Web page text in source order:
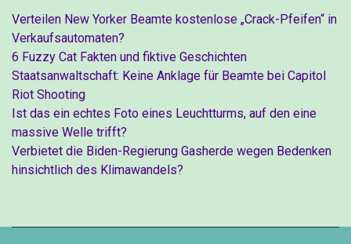
Verteilen New Yorker Beamte kostenlose „Crack-Pfeifen“ in
Verkaufsautomaten?
6 Fuzzy Cat Fakten und fiktive Geschichten
Staatsanwaltschaft: Keine Anklage für Beamte bei Capitol
Riot Shooting
Ist das ein echtes Foto eines Leuchtturms, auf den eine
massive Welle trifft?
Verbietet die Biden-Regierung Gasherde wegen Bedenken
hinsichtlich des Klimawandels?